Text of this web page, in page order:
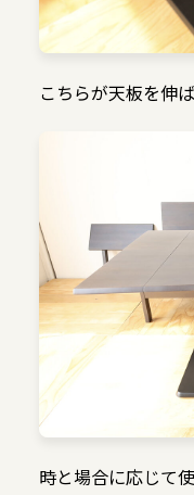
こちらが天板を伸
時と場合に応じて